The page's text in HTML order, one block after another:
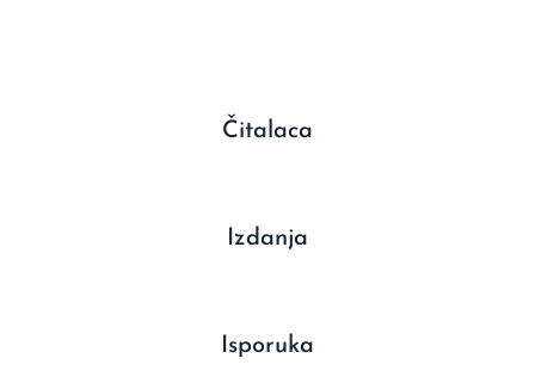
Čitalaca
Izdanja
Isporuka